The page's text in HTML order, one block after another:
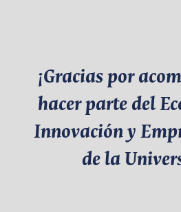
¡Gracias por
hacer parte del
Innovación y
de la